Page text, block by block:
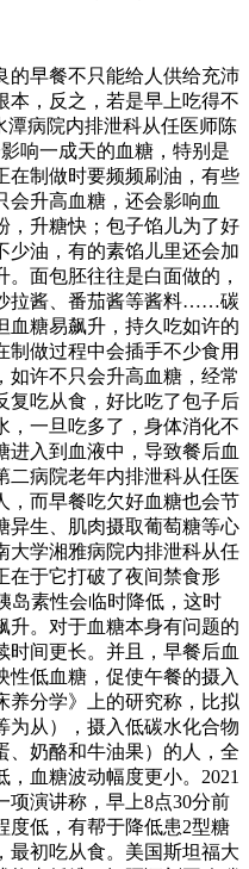
早餐不只能给人供给充沛
本，反之，若是早上吃得不
潭病院内排泄科从任医师陈
响一成天的血糖，特别是
在制做时要频频刷油，有些
会升高血糖，还会影响血
，升糖快；包子馅儿为了好
少油，有的素馅儿里还会加
面包胚往往是白面做的，
拉酱、番茄酱等酱料……碳
血糖易飙升，持久吃如许的
制做过程中会插手不少食用
如许不只会升高血糖，经常
复吃从食，好比吃了包子后
，一旦吃多了，身体消化不
进入到血液中，导致餐后血
二病院老年内排泄科从任医
，而早餐吃欠好血糖也会节
异生、肌肉摄取葡萄糖等心
大学湘雅病院内排泄科从任
在于它打破了夜间禁食形
岛素性会临时降低，这时
升。对于血糖本身有问题的
时间更长。并且，早餐后血
性低血糖，促使午餐的摄入
养分学》上的研究称，比拟
为从），摄入低碳水化合物
、奶酪和牛油果）的人，全
血糖波动幅度更小。2021
项演讲称，早上8点30分前
度低，有帮于降低患2型糖
最初吃从食。美国斯坦福大